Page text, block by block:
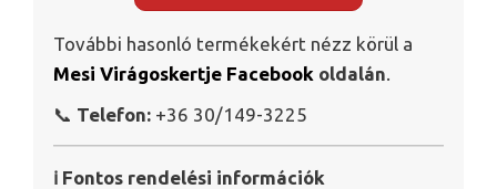
További hasonló termékekért nézz körül a
Mesi Virágoskertje Facebook oldalán.
📞 Telefon: +36 30/149-3225
ℹ️ Fontos rendelési információk